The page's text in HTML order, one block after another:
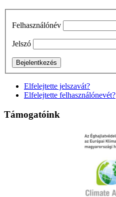
Felhasználónév
Jelszó
Elfelejtette jelszavát?
Elfelejtette felhasználónevét?
Támogatóink